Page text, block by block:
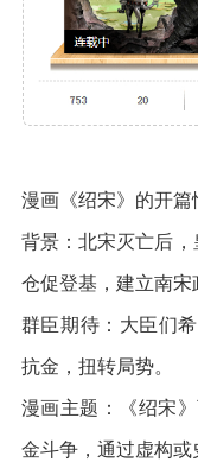
漫画《绍宋》的开篇
背景：北宋灭亡后
仓促登基，建立南宋
群臣期待：大臣们
抗金，扭转局势。
漫画主题：《绍宋
金斗争，通过虚构或